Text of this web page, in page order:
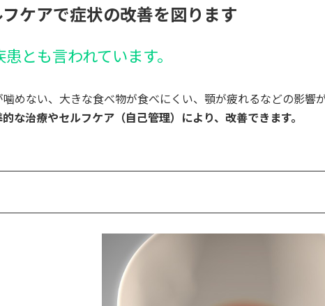
ケアで症状の改善を図ります
とも言われています。
ない、大きな食べ物が食べにくい、顎が疲れるなどの影響が
な治療やセルフケア（自己管理）により、改善できます。